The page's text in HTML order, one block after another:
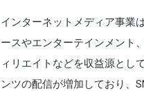
インターネットメディア事業
ースやエンターテインメント
ィリエイトなどを収益源とし
ンツの配信が増加しており、